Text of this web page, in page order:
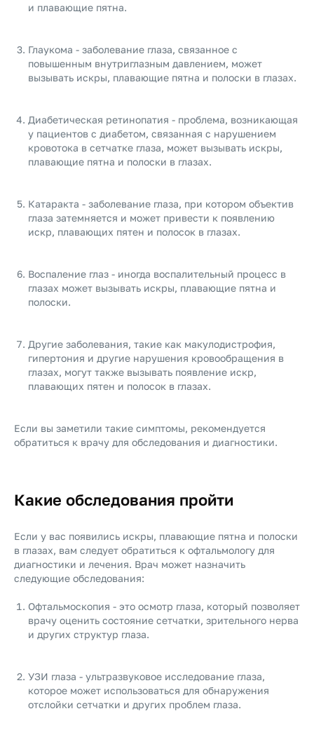
и плавающие пятна.
Глаукома - заболевание глаза, связанное с
повышенным внутриглазным давлением, может
вызывать искры, плавающие пятна и полоски в глазах.
Диабетическая ретинопатия - проблема, возникающая
у пациентов с диабетом, связанная с нарушением
кровотока в сетчатке глаза, может вызывать искры,
плавающие пятна и полоски в глазах.
Катаракта - заболевание глаза, при котором объектив
глаза затемняется и может привести к появлению
искр, плавающих пятен и полосок в глазах.
Воспаление глаз - иногда воспалительный процесс в
глазах может вызывать искры, плавающие пятна и
полоски.
Другие заболевания, такие как макулодистрофия,
гипертония и другие нарушения кровообращения в
глазах, могут также вызывать появление искр,
плавающих пятен и полосок в глазах.
Если вы заметили такие симптомы, рекомендуется
обратиться к врачу для обследования и диагностики.
Какие обследования пройти
Если у вас появились искры, плавающие пятна и полоски
в глазах, вам следует обратиться к офтальмологу для
диагностики и лечения. Врач может назначить
следующие обследования:
Офтальмоскопия - это осмотр глаза, который позволяет
врачу оценить состояние сетчатки, зрительного нерва
и других структур глаза.
УЗИ глаза - ультразвуковое исследование глаза,
которое может использоваться для обнаружения
отслойки сетчатки и других проблем глаза.